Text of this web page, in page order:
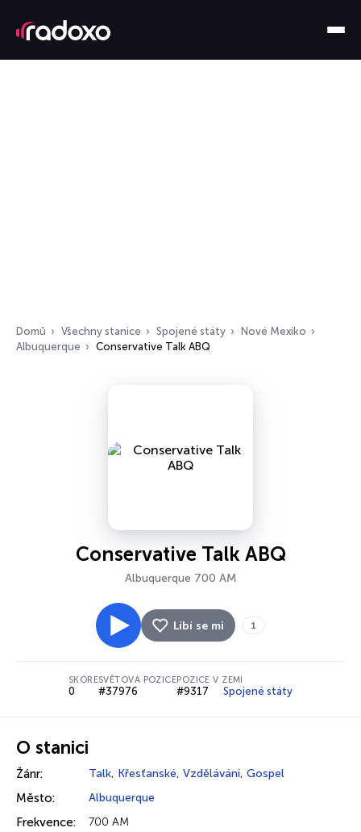
Domů Všechny stanice Spojené státy
Nové Mexiko
Albuquerque
Conservative Talk ABQ
Conservative Talk ABQ
Albuquerque 700 AM
Líbí se mi 1
SKÓRE
0
SVĚTOVÁ POZICE
#37976
POZICE V ZEMI
#9317 Spojené státy
O stanici
Žánr: Talk, Křesťanské, Vzdělávání, Gospel
Město: Albuquerque
Frekvence: 700 AM